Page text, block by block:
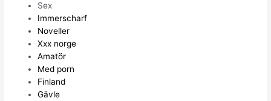
Sex
Immerscharf
Noveller
Xxx norge
Amatör
Med porn
Finland
Gävle